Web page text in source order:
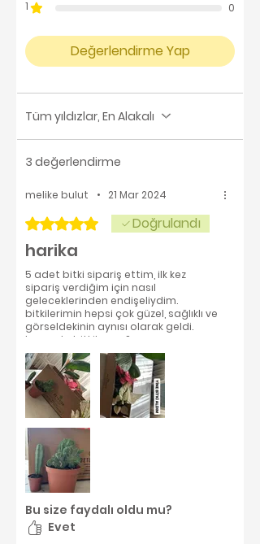
1
0
Değerlendirme Yap
Tüm yıldızlar, En Alakalı
3 değerlendirme
melike bulut •
21 Mar 2024
5 üzerinden 5 yıldızDoğrulandı
harika
5 adet bitki sipariş ettim, ilk kez
sipariş verdiğim için nasıl
geleceklerinden endişeliydim.
bitkilerimin hepsi çok güzel, sağlıklı ve
görseldekinin aynısı olarak geldi.
kargoda bitkiler çoğu zaman zarar
görebiliyor, ölebiliyor, siparişimi
fotoğrafta paylaştığım gibi ağzı
açık bir kolide, gayet havadar
şekilde, sapasağlam olarak kendileri
ulaştırdı. çok memnun kaldım, emeği
geçen herkese teşekkür ederim.
umarım ben de bitkilere bana
ulaştıklarındaki kadar sağlıklı
bakabilirim. yeni siparişler vermeyi
sabırsızlıkla bekliyorum :)
Bu size faydalı oldu mu?
Evet